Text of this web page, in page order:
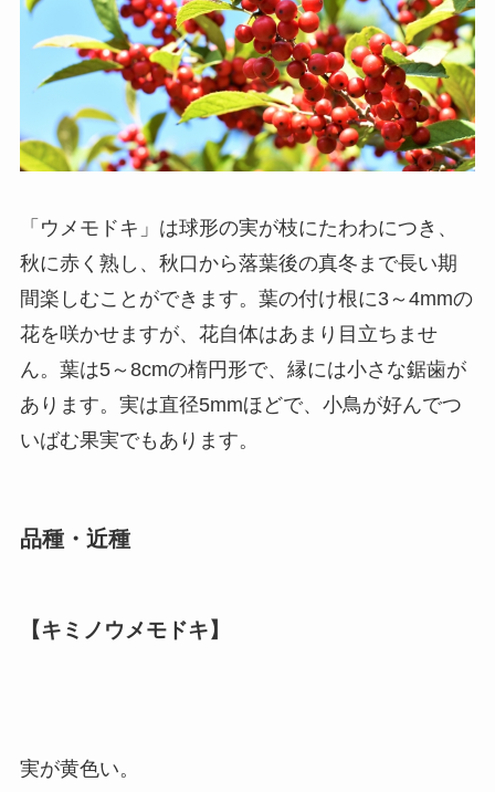
「ウメモドキ」は球形の実が枝にたわわにつき、
秋に赤く熟し、秋口から落葉後の真冬まで長い期
間楽しむことができます。葉の付け根に3～4mmの
花を咲かせますが、花自体はあまり目立ちませ
ん。葉は5～8cmの楕円形で、縁には小さな鋸歯が
あります。実は直径5mmほどで、小鳥が好んでつ
いばむ果実でもあります。
品種・近種
【キミノウメモドキ】
実が黄色い。